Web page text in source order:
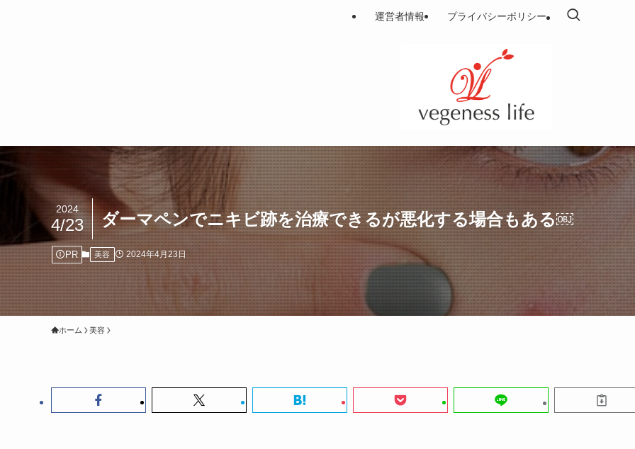
運営者情報 プライバシーポリシー
ダーマペンでニキビ跡を治療できるが悪化する場合もある￼
2024
4/23
PR 美容 2024年4月23日
ホーム 美容